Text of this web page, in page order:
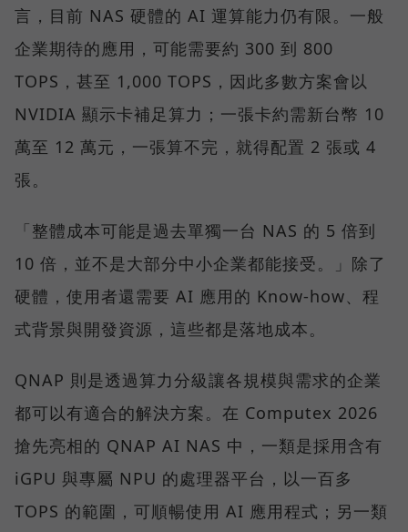
言，目前 NAS 硬體的 AI 運算能力仍有限。一般
企業期待的應用，可能需要約 300 到 800
TOPS，甚至 1,000 TOPS，因此多數方案會以
NVIDIA 顯示卡補足算力；一張卡約需新台幣 10
萬至 12 萬元，一張算不完，就得配置 2 張或 4
張。
「整體成本可能是過去單獨一台 NAS 的 5 倍到
10 倍，並不是大部分中小企業都能接受。」除了
硬體，使用者還需要 AI 應用的 Know-how、程
式背景與開發資源，這些都是落地成本。
QNAP 則是透過算力分級讓各規模與需求的企業
都可以有適合的解決方案。在 Computex 2026
搶先亮相的 QNAP AI NAS 中，一類是採用含有
iGPU 與專屬 NPU 的處理器平台，以一百多
TOPS 的範圍，可順暢使用 AI 應用程式；另一類